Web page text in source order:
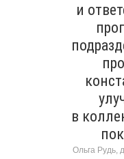
и
в
Ольга Рудь,